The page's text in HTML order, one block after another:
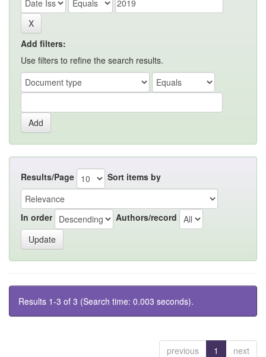
Add filters:
Use filters to refine the search results.
Results/Page Sort items by
In order Authors/record
Results 1-3 of 3 (Search time: 0.003 seconds).
previous 1 next